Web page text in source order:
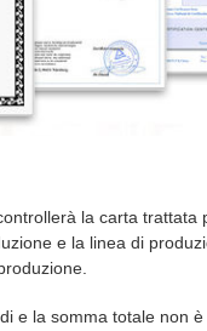
la carta trattata
e la linea di
e la somma totale non